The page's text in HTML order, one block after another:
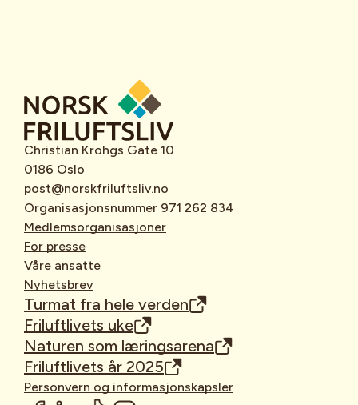
Christian Krohgs Gate 10
0186 Oslo
post@norskfriluftsliv.no
Organisasjonsnummer 971 262 834
Medlemsorganisasjoner
For presse
Våre ansatte
Nyhetsbrev
Turmat fra hele verden
Friluftlivets uke
Naturen som læringsarena
Friluftlivets år 2025
Personvern og informasjonskapsler